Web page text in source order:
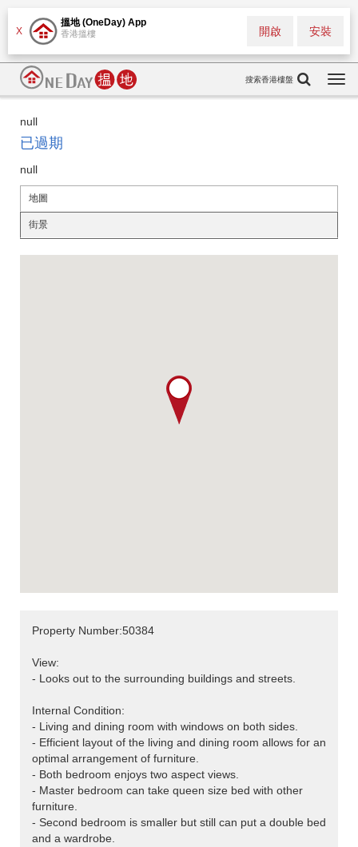
X
搵地 (OneDay) App
香港搵樓 安裝
開啟
搜索香港樓盤
null
已過期
null
地圖
街景
Property Number:50384
View:
- Looks out to the surrounding buildings and streets.
Internal Condition:
- Living and dining room with windows on both sides.
- Efficient layout of the living and dining room allows for an
optimal arrangement of furniture.
- Both bedroom enjoys two aspect views.
- Master bedroom can take queen size bed with other
furniture.
- Second bedroom is smaller but still can put a double bed
and a wardrobe.